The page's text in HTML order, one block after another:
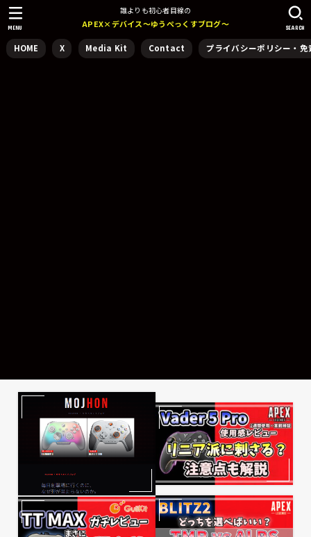
誰よりも初心者目線の
APEX×デバイス～ゆうぺっくすブログ～
HOME X Media Kit Contact プライバシーポリシー・免
SEARCH
MENU